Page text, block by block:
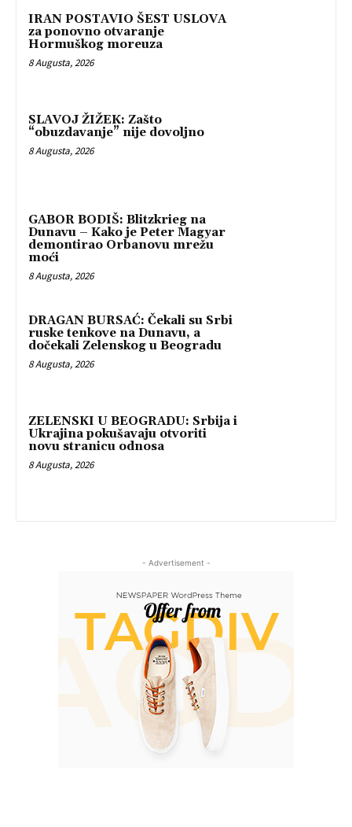
IRAN POSTAVIO ŠEST USLOVA
za ponovno otvaranje
Hormuškog moreuza
8 Augusta, 2026
SLAVOJ ŽIŽEK: Zašto
“obuzdavanje” nije dovoljno
8 Augusta, 2026
GABOR BODIŠ: Blitzkrieg na
Dunavu – Kako je Peter Magyar
demontirao Orbanovu mrežu
moći
8 Augusta, 2026
DRAGAN BURSAĆ: Čekali su Srbi
ruske tenkove na Dunavu, a
dočekali Zelenskog u Beogradu
8 Augusta, 2026
ZELENSKI U BEOGRADU: Srbija i
Ukrajina pokušavaju otvoriti
novu stranicu odnosa
8 Augusta, 2026
- Advertisement -